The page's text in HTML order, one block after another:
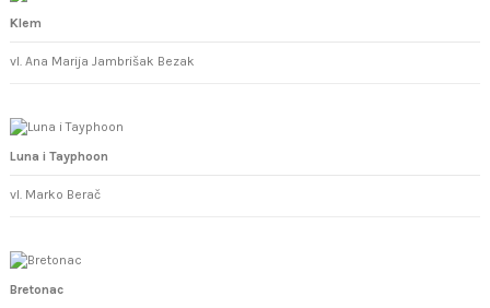
Klem
vl. Ana Marija Jambrišak Bezak
Luna i Tayphoon
vl. Marko Berač
Bretonac